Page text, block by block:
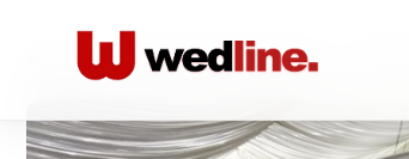
/ Locatii nunta Restaurante